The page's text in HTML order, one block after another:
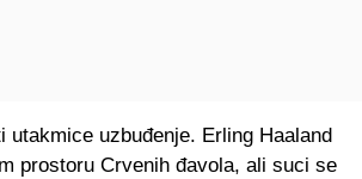
utakmice uzbuđenje. Erling Haaland
prostoru Crvenih đavola, ali suci se